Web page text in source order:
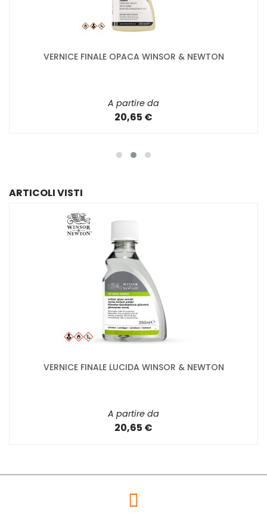
VERNICE FINALE OPACA WINSOR & NEWTON
A partire da
20,65 €
ARTICOLI VISTI
VERNICE FINALE LUCIDA WINSOR & NEWTON
A partire da
20,65 €